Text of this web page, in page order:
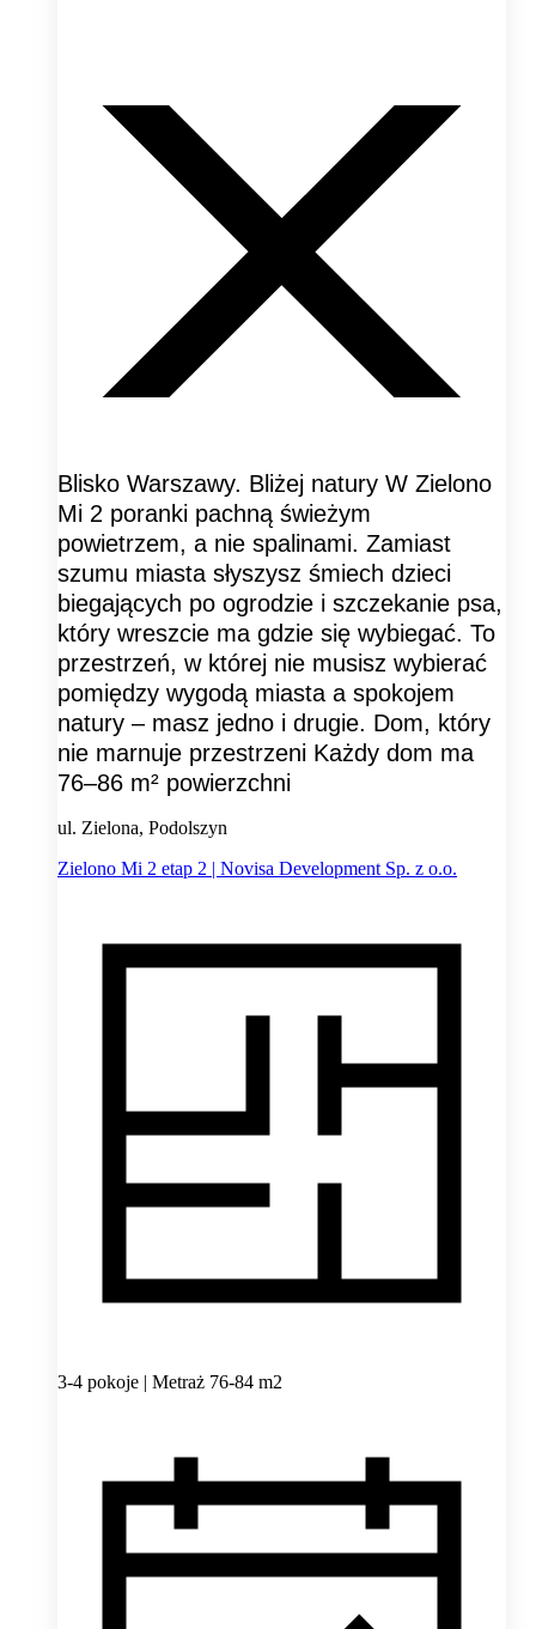
Blisko Warszawy. Bliżej natury W Zielono
Mi 2 poranki pachną świeżym
powietrzem, a nie spalinami. Zamiast
szumu miasta słyszysz śmiech dzieci
biegających po ogrodzie i szczekanie psa,
który wreszcie ma gdzie się wybiegać. To
przestrzeń, w której nie musisz wybierać
pomiędzy wygodą miasta a spokojem
natury – masz jedno i drugie. Dom, który
nie marnuje przestrzeni Każdy dom ma
76–86 m² powierzchni
ul. Zielona, Podolszyn
Zielono Mi 2 etap 2 | Novisa Development Sp. z o.o.
3-4 pokoje | Metraż 76-84 m2